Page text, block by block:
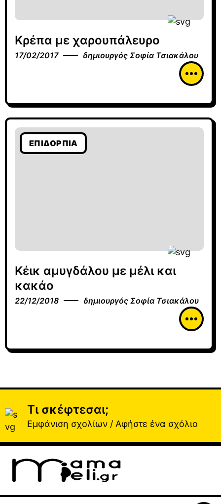
Κρέπα με χαρουπάλευρο
17/02/2017 δημιουργός Σοφία Τσιακάλου
ΕΠΙΔΌΡΠΙΑ
Κέικ αμυγδάλου με μέλι και
κακάο
22/12/2018 δημιουργός Σοφία Τσιακάλου
Τι σκέφτεσαι;
Εμφάνιση σχολίων / Αφήστε ένα σχόλιο